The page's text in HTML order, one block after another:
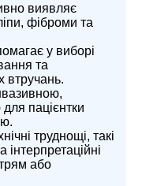
виявляє
фіброми та
у виборі
та
втручань.
пацієнтки
труднощі, такі
інтерпретаційні
або